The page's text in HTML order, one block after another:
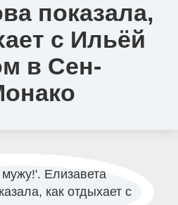
показала,
с Ильёй
в Сен-